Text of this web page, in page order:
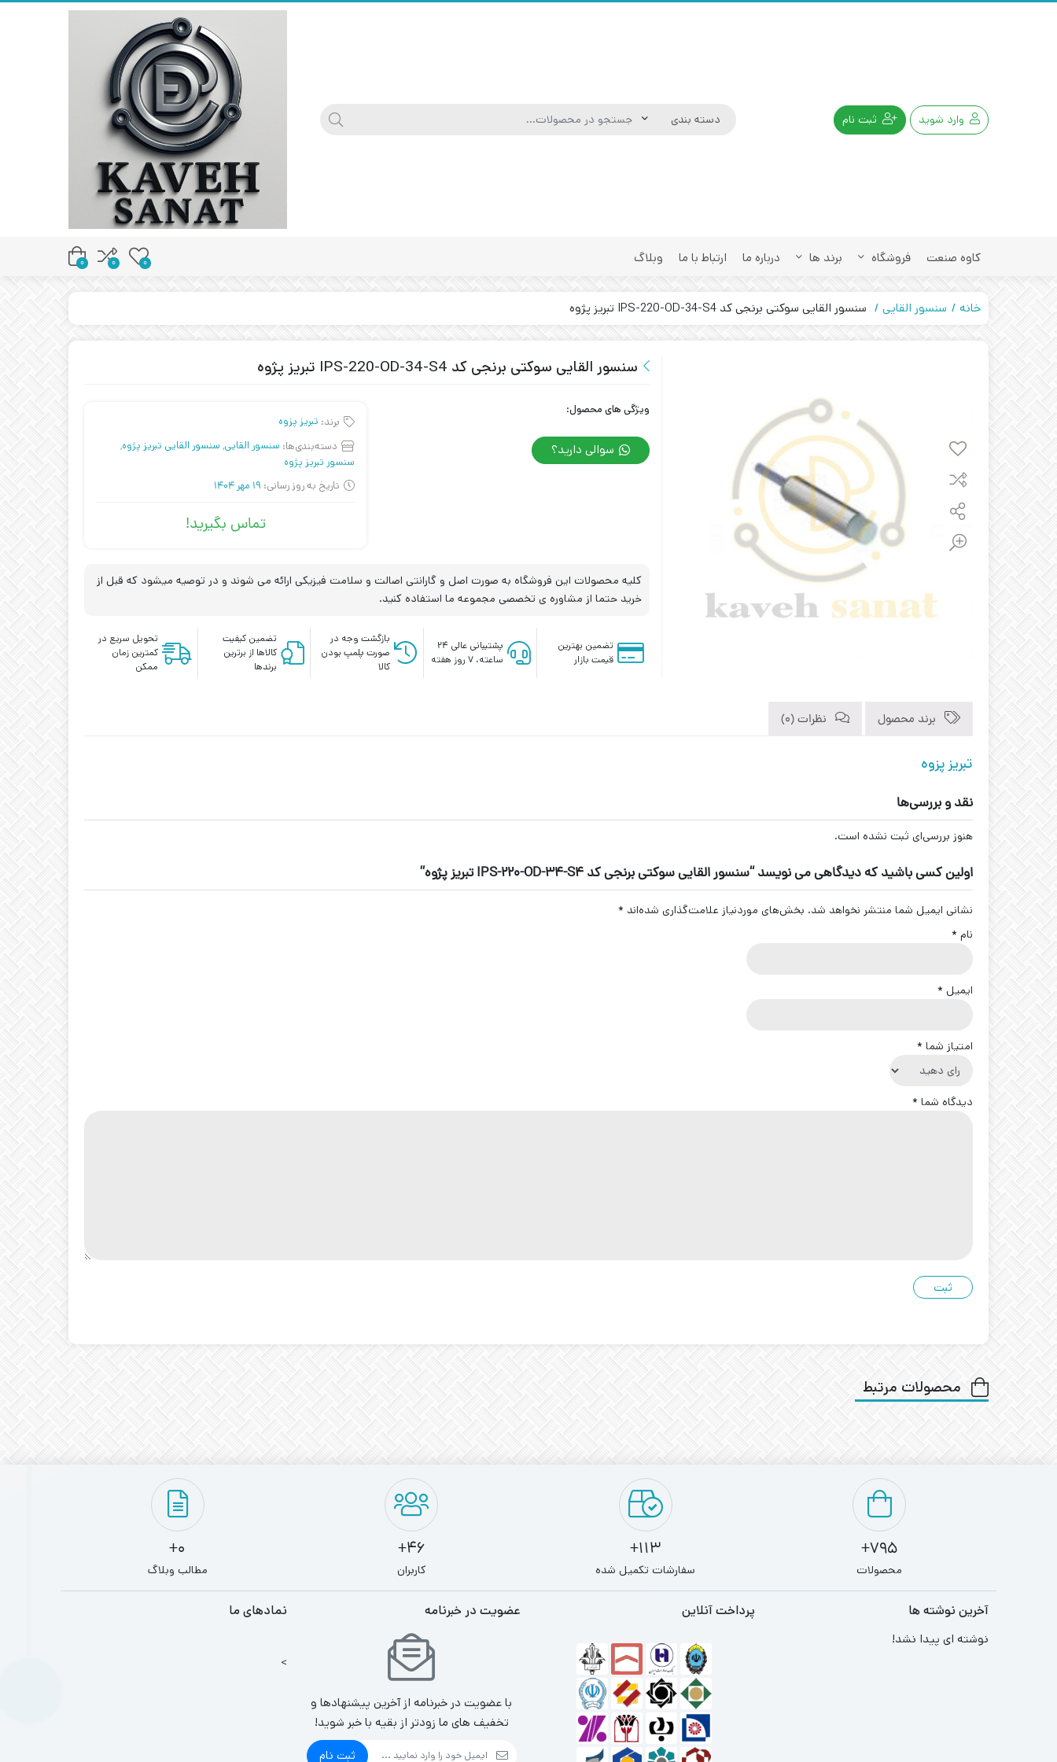
وارد شوید ثبت نام
کاوه صنعت فروشگاه برند ها درباره ما ارتباط با ما وبلاگ 0
0
0
خانه سنسور القایی سنسور القایی سوکتی برنجی کد IPS-220-OD-34-S4 تبریز پژوه
سنسور القایی سوکتی برنجی کد IPS-220-OD-34-S4 تبریز پژوه
ویژگی های محصول:
سوالی دارید؟
برند: تبریز پزوه
دسته‌بندی‌ها: سنسور القایی, سنسور القایی تبریز پژوه,
سنسور تبریز پژوه
تاریخ به روز رسانی: 19 مهر 1404
تماس بگیرید!
کلیه محصولات این فروشگاه به صورت اصل و گارانتی اصالت و سلامت فیزیکی ارائه می شوند و در توصیه میشود که قبل از
خرید حتما از مشاوره ی تخصصی مجموعه ما استفاده کنید.
تضمین بهترین
قیمت بازار
پشتیبانی عالی ۲۴
ساعته، ۷ روز هفته
بازگشت وجه در
صورت پلمپ بودن
کالا
تضمین کیفیت
کالاها از برترین
برندها
تحویل سریع در
کمترین زمان
ممکن
برند محصول نظرات (0)
تبریز پزوه
نقد و بررسی‌ها
هنوز بررسی‌ای ثبت نشده است.
اولین کسی باشید که دیدگاهی می نویسد “سنسور القایی سوکتی برنجی کد IPS-220-OD-34-S4 تبریز پژوه”
نشانی ایمیل شما منتشر نخواهد شد. بخش‌های موردنیاز علامت‌گذاری شده‌اند *
نام *
ایمیل *
امتیاز شما *
دیدگاه شما *
محصولات مرتبط
795+
محصولات
113+
سفارشات تکمیل شده
46+
کاربران
0+
مطالب وبلاگ
آخرین نوشته ها
نوشته ای پیدا نشد!
پرداخت آنلاین عضویت در خبرنامه
با عضویت در خبرنامه از آخرین پیشنهادها و
تخفیف های ما زودتر از بقیه با خبر شوید!
ثبت نام
نمادهای ما
>